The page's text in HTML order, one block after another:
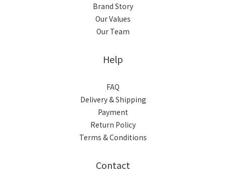
Brand Story
Our Values
Our Team
Help
FAQ
Delivery & Shipping
Payment
Return Policy
Terms & Conditions
Contact